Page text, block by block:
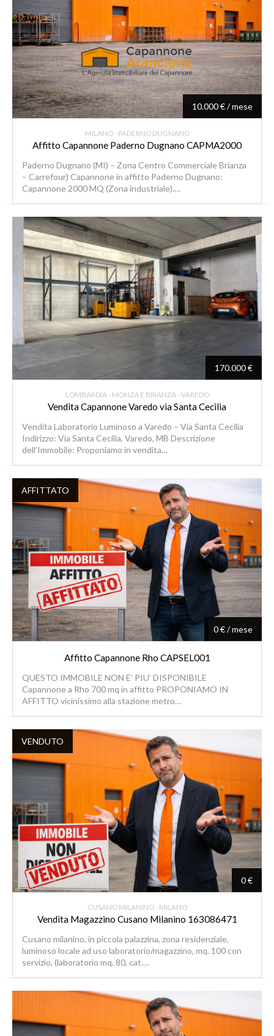
10.000 € / mese
MILANO - PADERNO DUGNANO
Affitto Capannone Paderno Dugnano CAPMA2000
Paderno Dugnano (MI) – Zona Centro Commerciale Brianza
– Carrefour) Capannone in affitto Paderno Dugnano:
Capannone 2000 MQ (Zona industriale).…
170.000 €
LOMBARDIA - MONZA E BRIANZA - VAREDO
Vendita Capannone Varedo via Santa Cecilia
Vendita Laboratorio Luminoso a Varedo – Via Santa Cecilia
Indirizzo: Via Santa Cecilia, Varedo, MB Descrizione
dell’Immobile: Proponiamo in vendita…
AFFITTATO
0 € / mese
Affitto Capannone Rho CAPSEL001
QUESTO IMMOBILE NON E’ PIU’ DISPONIBILE
Capannone a Rho 700 mq in affitto PROPONIAMO IN
AFFITTO vicinissimo alla stazione metro…
VENDUTO
0 €
CUSANO MILANINO - MILANO
Vendita Magazzino Cusano Milanino 163086471
Cusano milanino, in piccola palazzina, zona residenziale,
luminoso locale ad uso laboratorio/magazzino, mq. 100 con
servizio, (laboratorio mq. 80, cat.…